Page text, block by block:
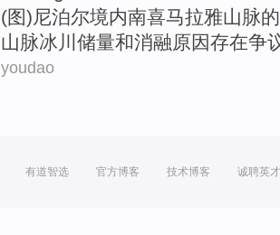
(图)尼泊尔境内南喜马拉雅山脉的
山脉冰川 储量和消融原因存在争
youdao
有道智选 官方博客 技术博客 诚聘英才